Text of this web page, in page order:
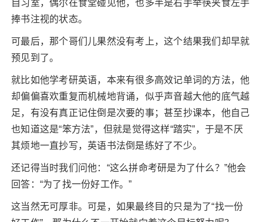
自习室，偶尔在食堂碰见他，也多半是右手举筷夹食左手
捧书注视的状态。
可最后，那个哥们儿果然没有考上，这个结果我们却早就
预见到了。
就比如他学考研英语，本来有很多高效记单词的方法，他
却偏偏喜欢重复而机械地背诵，似乎声音越大他的底气越
足，有没有真正记住倒是次要的事；甚至抄课本，他自己
也知道这是“笨方法”，但就是觉得这样“踏实”，于是不厌
其烦地一直抄写，英语书法倒是练好了不少。
还记得当时我们问他：“这么拼命考研是为了什么？”他会
回答：“为了找一份好工作。”
这当然无可厚非。可是，如果最终目的只是为了“找一份